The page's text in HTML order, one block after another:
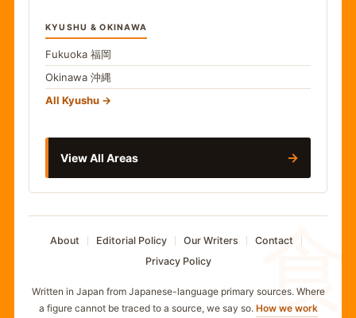
食
KYUSHU & OKINAWA
Fukuoka 福岡
Okinawa 沖縄
All Kyushu
View All Areas →
About Editorial Policy Our Writers
Contact
Privacy Policy
Written in Japan from Japanese-language primary sources. Where
a figure cannot be traced to a source, we say so. How we work